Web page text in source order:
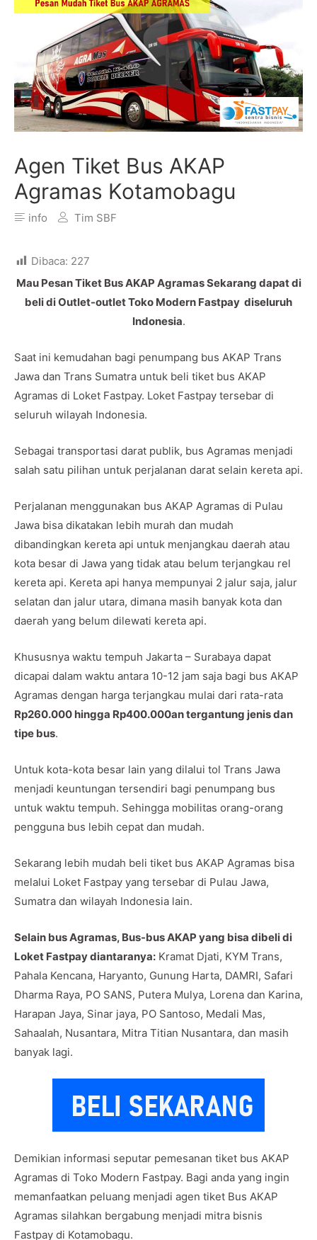
Agen Tiket Bus AKAP
Agramas Kotamobagu
info Tim SBF
Dibaca: 227
Mau Pesan Tiket Bus AKAP Agramas Sekarang dapat di
beli di Outlet-outlet Toko Modern Fastpay diseluruh
Indonesia.
Saat ini kemudahan bagi penumpang bus AKAP Trans
Jawa dan Trans Sumatra untuk beli tiket bus AKAP
Agramas di Loket Fastpay. Loket Fastpay tersebar di
seluruh wilayah Indonesia.
Sebagai transportasi darat publik, bus Agramas menjadi
salah satu pilihan untuk perjalanan darat selain kereta api.
Perjalanan menggunakan bus AKAP Agramas di Pulau
Jawa bisa dikatakan lebih murah dan mudah
dibandingkan kereta api untuk menjangkau daerah atau
kota besar di Jawa yang tidak atau belum terjangkau rel
kereta api. Kereta api hanya mempunyai 2 jalur saja, jalur
selatan dan jalur utara, dimana masih banyak kota dan
daerah yang belum dilewati kereta api.
Khususnya waktu tempuh Jakarta – Surabaya dapat
dicapai dalam waktu antara 10-12 jam saja bagi bus AKAP
Agramas dengan harga terjangkau mulai dari rata-rata
Rp260.000 hingga Rp400.000an tergantung jenis dan
tipe bus.
Untuk kota-kota besar lain yang dilalui tol Trans Jawa
menjadi keuntungan tersendiri bagi penumpang bus
untuk waktu tempuh. Sehingga mobilitas orang-orang
pengguna bus lebih cepat dan mudah.
Sekarang lebih mudah beli tiket bus AKAP Agramas bisa
melalui Loket Fastpay yang tersebar di Pulau Jawa,
Sumatra dan wilayah Indonesia lain.
Selain bus Agramas, Bus-bus AKAP yang bisa dibeli di
Loket Fastpay diantaranya: Kramat Djati, KYM Trans,
Pahala Kencana, Haryanto, Gunung Harta, DAMRI, Safari
Dharma Raya, PO SANS, Putera Mulya, Lorena dan Karina,
Harapan Jaya, Sinar jaya, PO Santoso, Medali Mas,
Sahaalah, Nusantara, Mitra Titian Nusantara, dan masih
banyak lagi.
Demikian informasi seputar pemesanan tiket bus AKAP
Agramas di Toko Modern Fastpay. Bagi anda yang ingin
memanfaatkan peluang menjadi agen tiket Bus AKAP
Agramas silahkan bergabung menjadi mitra bisnis
Fastpay di Kotamobagu.